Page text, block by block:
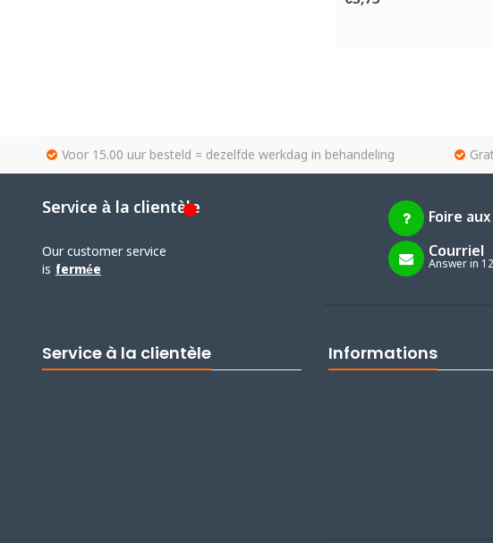
Voor 15.00 uur besteld = dezelfde werkdag in behandeling
Service à la clientèle
Our customer service
is fermée
Foire
Courriel
Answer in
Service à la clientèle Informations